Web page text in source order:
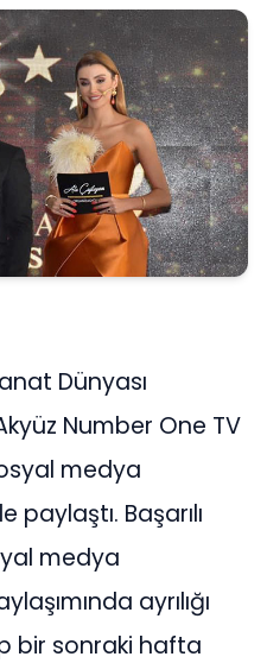
Dünyası
Number One TV
medya
paylaştı. Başarılı
medya
ayrılığı
bir sonraki hafta